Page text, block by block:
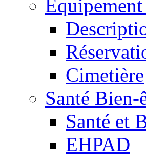
Cimetière
Santé Bien-
Santé et
EHPAD